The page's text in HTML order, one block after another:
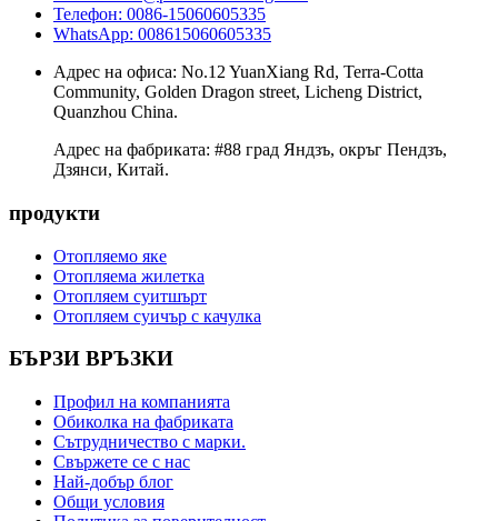
Телефон: 0086-15060605335
WhatsApp: 008615060605335
Адрес на офиса: No.12 YuanXiang Rd, Terra-Cotta
Community, Golden Dragon street, Licheng District,
Quanzhou China.
Адрес на фабриката: #88 град Яндзъ, окръг Пендзъ,
Дзянси, Китай.
продукти
Отопляемо яке
Отопляема жилетка
Отопляем суитшърт
Отопляем суичър с качулка
БЪРЗИ ВРЪЗКИ
Профил на компанията
Обиколка на фабриката
Сътрудничество с марки.
Свържете се с нас
Най-добър блог
Общи условия